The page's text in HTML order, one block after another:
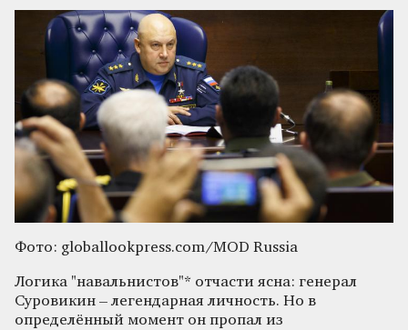
Фото: globallookpress.com/MOD Russia
Логика "навальнистов"* отчасти ясна: генерал
Суровикин – легендарная личность. Но в
определённый момент он пропал из